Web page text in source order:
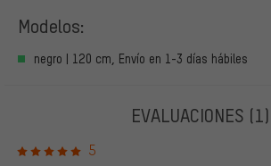
Modelos:
negro | 120 cm, Envío en 1-3 días hábiles
EVALUACIONES (1)
5